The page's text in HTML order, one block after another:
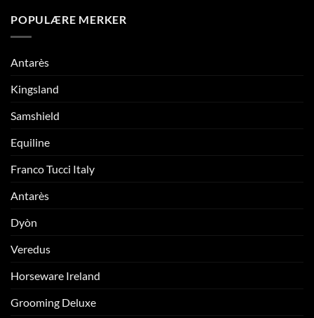
POPULÆRE MERKER
Antarès
Kingsland
Samshield
Equiline
Franco Tucci Italy
Antarès
Dyòn
Veredus
Horseware Ireland
Grooming Deluxe